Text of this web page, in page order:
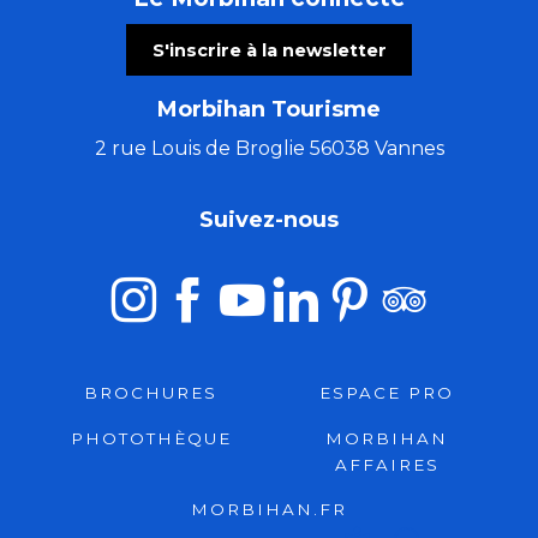
S'inscrire à la newsletter
Morbihan Tourisme
2 rue Louis de Broglie 56038 Vannes
Suivez-nous
BROCHURES ESPACE PRO
PHOTOTHÈQUE
MORBIHAN
AFFAIRES
MORBIHAN.FR